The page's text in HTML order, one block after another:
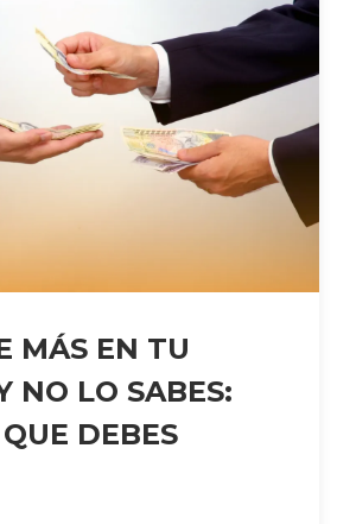
MÁS EN TU
NO LO SABES:
DEBES